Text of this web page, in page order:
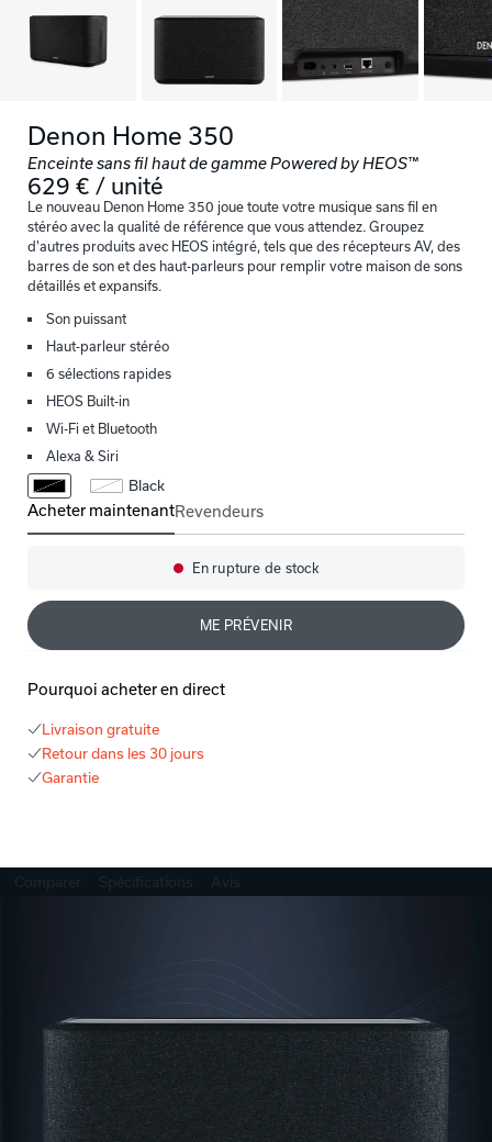
Denon Home 350
Enceinte sans fil haut de gamme Powered by HEOS™
629 € / unité
Le nouveau Denon Home 350 joue toute votre musique sans fil en
stéréo avec la qualité de référence que vous attendez. Groupez
d'autres produits avec HEOS intégré, tels que des récepteurs AV, des
barres de son et des haut-parleurs pour remplir votre maison de sons
détaillés et expansifs.
Son puissant
Haut-parleur stéréo
6 sélections rapides
HEOS Built-in
Wi-Fi et Bluetooth
Alexa & Siri
Black
Acheter maintenant
Denon Home 350
Revendeurs
Disponibilité:
En rupture de stock
ME PRÉVENIR
Pourquoi acheter en direct
Livraison gratuite
Retour dans les 30 jours
Garantie